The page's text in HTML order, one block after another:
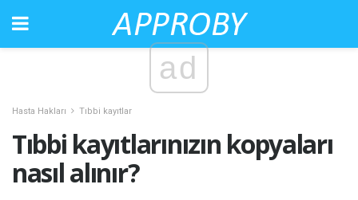
ad
Hasta Hakları Tıbbi kayıtlar
Tıbbi kayıtlarınızın kopyaları
nasıl alınır?